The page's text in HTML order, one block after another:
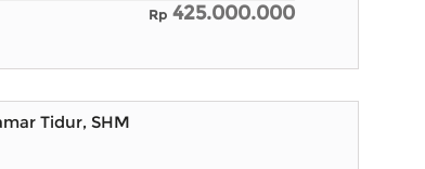
Rp 425.000.000
Tidur, SHM